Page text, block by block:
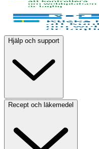
Hjälp och support
Recept och läkemedel